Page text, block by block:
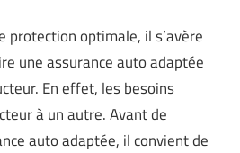
protection optimale, il s’avère
une assurance auto adaptée
En effet, les besoins
à un autre. Avant de
auto adaptée, il convient de